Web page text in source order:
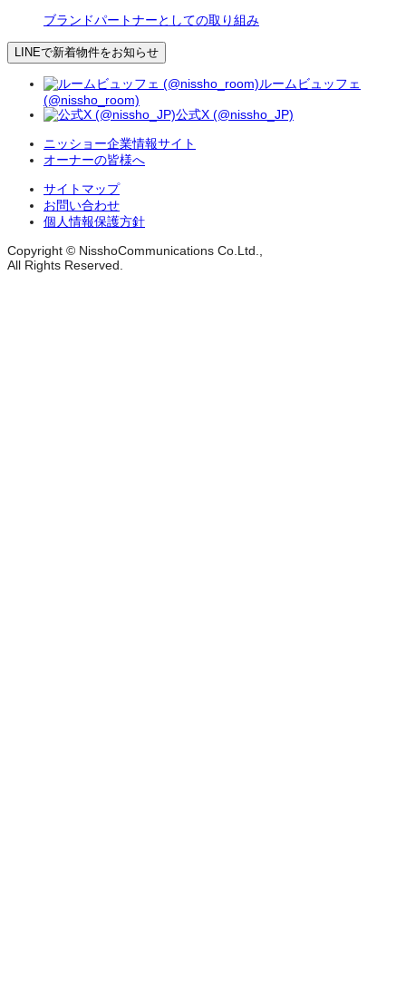
ブランドパートナーとしての取り組み
LINEで新着物件をお知らせ
ルームビュッフェ
(@nissho_room)
公式X (@nissho_JP)
ニッショー企業情報サイト
オーナーの皆様へ
サイトマップ
お問い合わせ
個人情報保護方針
Copyright © NisshoCommunications Co.Ltd.,
All Rights Reserved.